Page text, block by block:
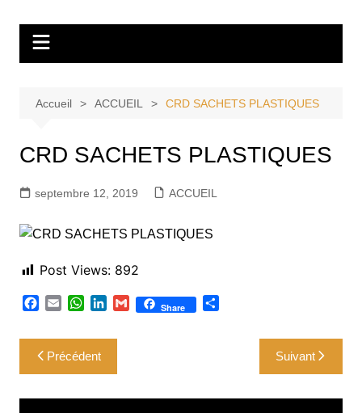
contenu
Tvdescollines
Accueil ACCUEIL CRD SACHETS PLASTIQUES
CRD SACHETS PLASTIQUES
septembre 12, 2019 ACCUEIL
Post Views: 892
c
e
o
a
i
W
a
t
p
n
I
G
Share
e
Navigation
de
l’article
Précédent Suivant